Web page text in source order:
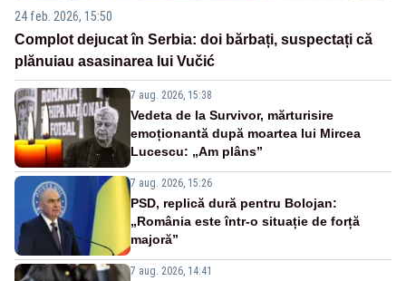
24 feb. 2026, 15:50
Complot dejucat în Serbia: doi bărbați, suspectați că
plănuiau asasinarea lui Vučić
7 aug. 2026, 15:38
Vedeta de la Survivor, mărturisire
emoționantă după moartea lui Mircea
Lucescu: „Am plâns”
7 aug. 2026, 15:26
PSD, replică dură pentru Bolojan:
„România este într-o situație de forță
majoră”
7 aug. 2026, 14:41